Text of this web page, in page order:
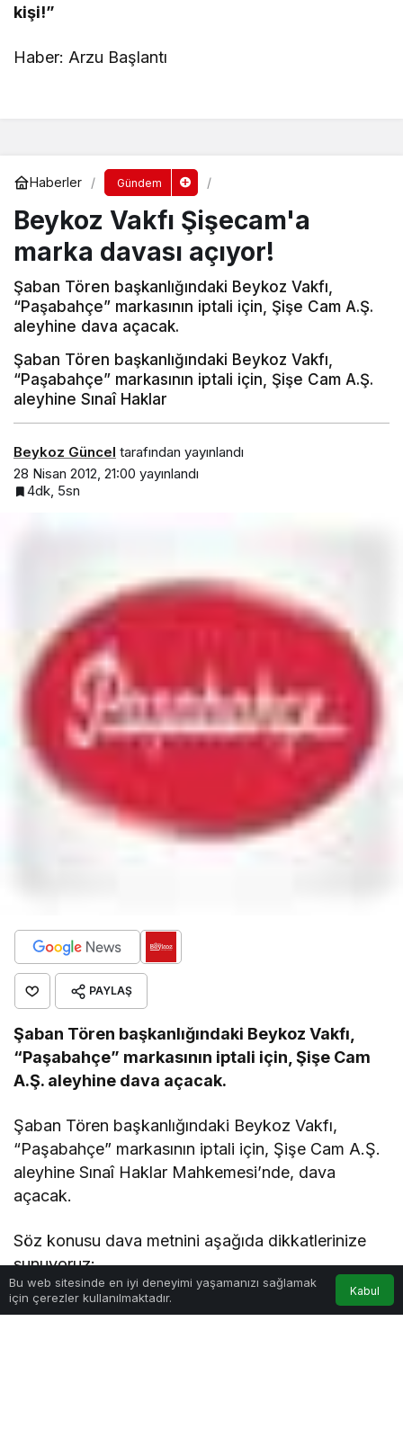
kişi!”
Haber: Arzu Başlantı
Haberler Gündem
Beykoz Vakfı Şişecam'a
marka davası açıyor!
Şaban Tören başkanlığındaki Beykoz Vakfı,
“Paşabahçe” markasının iptali için, Şişe Cam A.Ş.
aleyhine dava açacak.
Şaban Tören başkanlığındaki Beykoz Vakfı,
“Paşabahçe” markasının iptali için, Şişe Cam A.Ş.
aleyhine Sınaî Haklar
Beykoz Güncel tarafından yayınlandı
28 Nisan 2012, 21:00 yayınlandı
4dk, 5sn
PAYLAŞ
Şaban Tören başkanlığındaki Beykoz Vakfı,
“Paşabahçe” markasının iptali için, Şişe Cam
A.Ş. aleyhine dava açacak.
Şaban Tören başkanlığındaki Beykoz Vakfı,
“Paşabahçe” markasının iptali için, Şişe Cam A.Ş.
aleyhine Sınaî Haklar Mahkemesi’nde, dava
açacak.
Söz konusu dava metnini aşağıda dikkatlerinize
sunuyoruz:
İSTANBUL FİKRİ VE SINAÎ HAKLAR MAHKEMESİ
Bu web sitesinde en iyi deneyimi yaşamanızı sağlamak
için çerezler kullanılmaktadır.
Kabul